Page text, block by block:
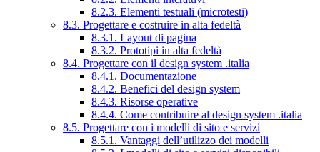
8.2.3. Elementi testuali (microtesti)
8.3. Progettare e costruire in alta fedeltà
8.3.1. Layout di pagina
8.3.2. Prototipi in alta fedeltà
8.4. Progettare con il design system .italia
8.4.1. Documentazione
8.4.2. Benefici del design system
8.4.3. Risorse operative
8.4.4. Come contribuire al design system .italia
8.5. Progettare con i modelli di sito e servizi
8.5.1. Vantaggi dell’utilizzo dei modelli